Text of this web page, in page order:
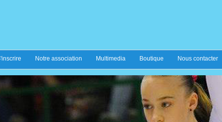
Notre association Multimedia Boutique Nous contacter